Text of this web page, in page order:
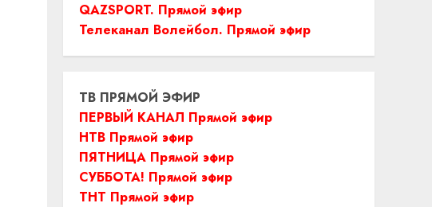
QAZSPORT. Прямой эфир
Телеканал Волейбол. Прямой эфир
ТВ ПРЯМОЙ ЭФИР
ПЕРВЫЙ КАНАЛ Прямой эфир
НТВ Прямой эфир
ПЯТНИЦА Прямой эфир
СУББОТА! Прямой эфир
ТНТ Прямой эфир